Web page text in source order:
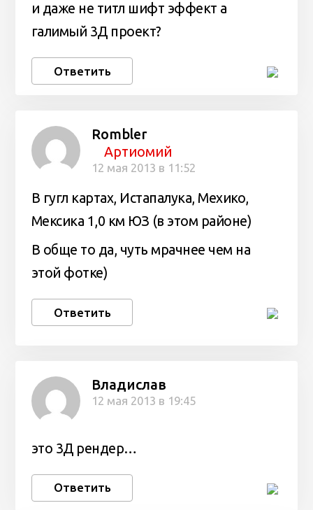
и даже не титл шифт эффект а
галимый 3Д проект?
Ответить
Rombler
Артиомий
12 мая 2013 в 11:52
В гугл картах, Истапалука, Мехико,
Мексика 1,0 км ЮЗ (в этом районе)
В обще то да, чуть мрачнее чем на
этой фотке)
Ответить
Владислав
12 мая 2013 в 19:45
это 3Д рендер…
Ответить